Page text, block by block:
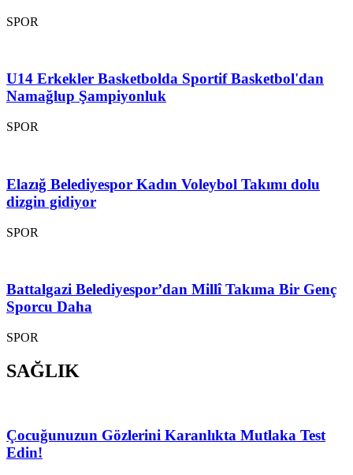
SPOR
U14 Erkekler Basketbolda Sportif Basketbol'dan
Namağlup Şampiyonluk
SPOR
Elazığ Belediyespor Kadın Voleybol Takımı dolu
dizgin gidiyor
SPOR
Battalgazi Belediyespor’dan Millî Takıma Bir Genç
Sporcu Daha
SPOR
SAĞLIK
Çocuğunuzun Gözlerini Karanlıkta Mutlaka Test
Edin!